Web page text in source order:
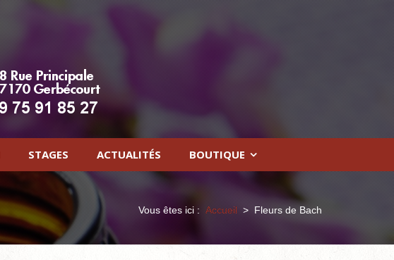
STAGES ACTUALITÉS BOUTIQUE
Vous êtes ici :Accueil>Fleurs de Bach